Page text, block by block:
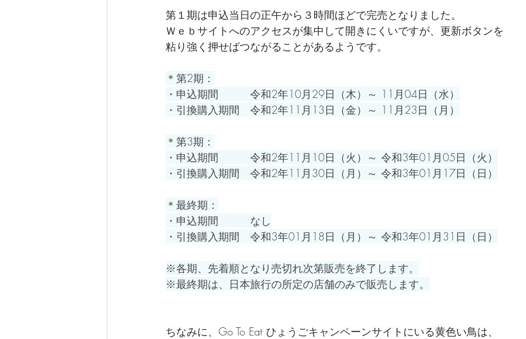
第１期は申込当日の正午から３時間ほどで完売となりました。
Ｗｅｂサイトへのアクセスが集中して開きにくいですが、更新ボタンを
粘り強く押せばつながることがあるようです。
＊第2期：
・申込期間　　　令和2年10月29日（木）～ 11月04日（水）
・引換購入期間　令和2年11月13日（金）～ 11月23日（月）
＊第3期：
・申込期間　　　令和2年11月10日（火）～ 令和3年01月05日（火）
・引換購入期間　令和2年11月30日（月）～ 令和3年01月17日（日）
＊最終期：
・申込期間　　　なし
・引換購入期間　令和3年01月18日（月）～ 令和3年01月31日（日）
※各期、先着順となり売切れ次第販売を終了します。
※最終期は、日本旅行の所定の店舗のみで販売します。
ちなみに、 Go To Eat ひょうごキャンペーンサイトにいる黄色い鳥は、